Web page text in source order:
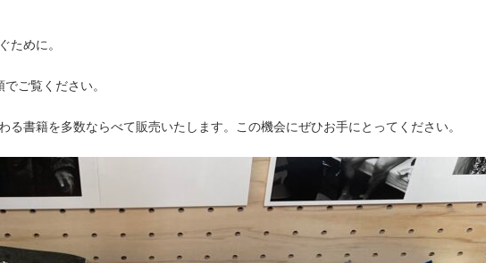
ために。
ご覧ください。
書籍を多数ならべて販売いたします。この機会にぜひお手にとってください。